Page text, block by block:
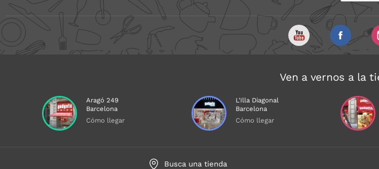
Ven a vernos a la
Aragó 249
Barcelona
Cómo llegar
L'Illa Diagonal
Barcelona
Cómo llegar
Busca una tienda